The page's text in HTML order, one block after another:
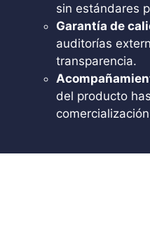
sin estándares
Garantía de
auditorías
transparencia.
del producto